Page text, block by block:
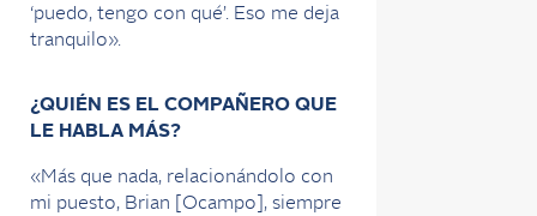
‘puedo, tengo con qué’. Eso me deja
tranquilo».
¿QUIÉN ES EL COMPAÑERO QUE
LE HABLA MÁS?
«Más que nada, relacionándolo con
mi puesto, Brian [Ocampo], siempre